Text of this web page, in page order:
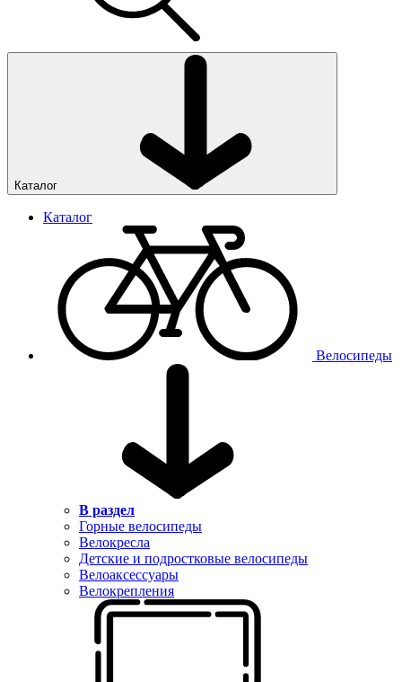
Каталог
Каталог
Велосипеды
В раздел
Горные велосипеды
Велокресла
Детские и подростковые велосипеды
Велоаксессуары
Велокрепления